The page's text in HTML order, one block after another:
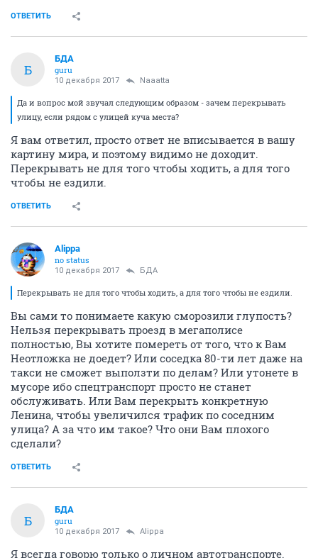
ОТВЕТИТЬ
Б
БДА
guru
10 декабря 2017 Naaatta
Да и вопрос мой звучал следующим образом - зачем перекрывать
улицу, если рядом с улицей куча места?
Я вам ответил, просто ответ не вписывается в вашу
картину мира, и поэтому видимо не доходит.
Перекрывать не для того чтобы ходить, а для того
чтобы не ездили.
ОТВЕТИТЬ
Alippa
no status
10 декабря 2017 БДА
Перекрывать не для того чтобы ходить, а для того чтобы не ездили.
Вы сами то понимаете какую сморозили глупость?
Нельзя перекрывать проезд в мегаполисе
полностью, Вы хотите помереть от того, что к Вам
Неотложка не доедет? Или соседка 80-ти лет даже на
такси не сможет выползти по делам? Или утонете в
мусоре ибо спецтранспорт просто не станет
обслуживать. Или Вам перекрыть конкретную
Ленина, чтобы увеличился трафик по соседним
улица? А за что им такое? Что они Вам плохого
сделали?
ОТВЕТИТЬ
Б
БДА
guru
10 декабря 2017 Alippa
Я всегда говорю только о личном автотранспорте.